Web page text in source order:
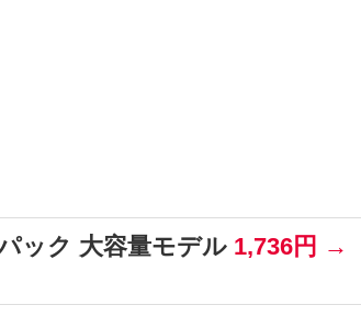
ック 大容量モデル 1,736円 →